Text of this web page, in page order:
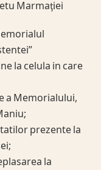
Marmaţiei
la celula in care
a Memorialului,
prezente la
la